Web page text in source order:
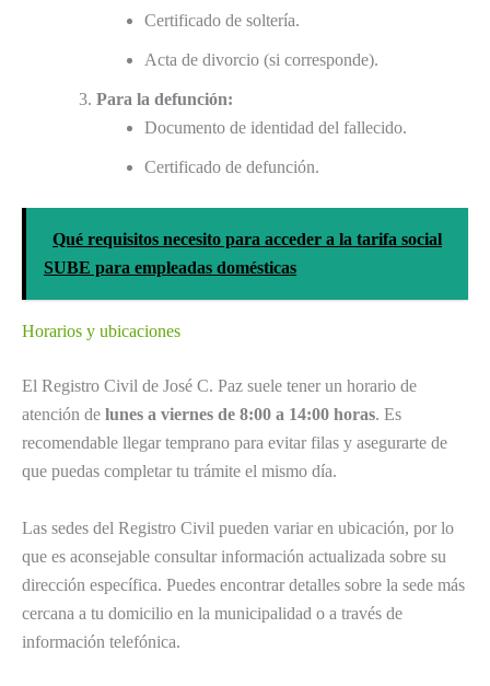
Certificado de soltería.
Acta de divorcio (si corresponde).
Para la defunción:
Documento de identidad del fallecido.
Certificado de defunción.
Qué requisitos necesito para acceder a la tarifa social
SUBE para empleadas domésticas
Horarios y ubicaciones
El Registro Civil de José C. Paz suele tener un horario de
atención de lunes a viernes de 8:00 a 14:00 horas. Es
recomendable llegar temprano para evitar filas y asegurarte de
que puedas completar tu trámite el mismo día.
Las sedes del Registro Civil pueden variar en ubicación, por lo
que es aconsejable consultar información actualizada sobre su
dirección específica. Puedes encontrar detalles sobre la sede más
cercana a tu domicilio en la municipalidad o a través de
información telefónica.